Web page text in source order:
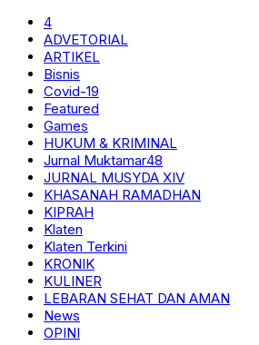
4
ADVETORIAL
ARTIKEL
Bisnis
Covid-19
Featured
Games
HUKUM & KRIMINAL
Jurnal Muktamar48
JURNAL MUSYDA XIV
KHASANAH RAMADHAN
KIPRAH
Klaten
Klaten Terkini
KRONIK
KULINER
LEBARAN SEHAT DAN AMAN
News
OPINI